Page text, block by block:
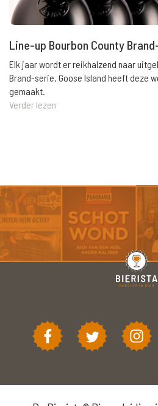
Line-up Bourbon County
Elk jaar wordt er reikhalzend naar
Brand-serie. Goose Island heeft deze
gemaakt.
Verder lezen